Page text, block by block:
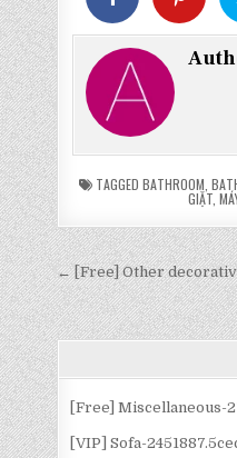
TAGGED BATHROOM
GIẶT,
Điều
hướng
bài
viết
← [Free] Other
[Free] Miscellaneous-
[VIP] Sofa-